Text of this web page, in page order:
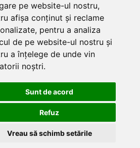
pe website-ul nostru,
afișa conținut și reclame
pentru a analiza
de pe website-ul nostru și
a înțelege de unde vin
noștri.
Sunt de acord
Refuz
Vreau să schimb setările
- DN 26 - Km. 7.2 - Romania
birou.ro
birou de vanzare